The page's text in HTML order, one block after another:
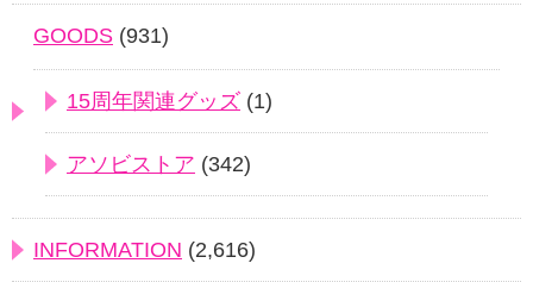
GOODS (931)
15周年関連グッズ (1)
アソビストア (342)
INFORMATION (2,616)